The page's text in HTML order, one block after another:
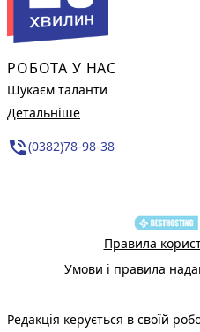
РОБОТА У НАС
Шукаєм таланти
Детальніше
phone_in_talk(0382)78-98-38
Правила
Умови і правила
Редакція керується в своїй